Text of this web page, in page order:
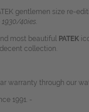
gentlemen size re-
1930/40ies.
most beautiful PATEK
collection.
warranty through our
1991. -